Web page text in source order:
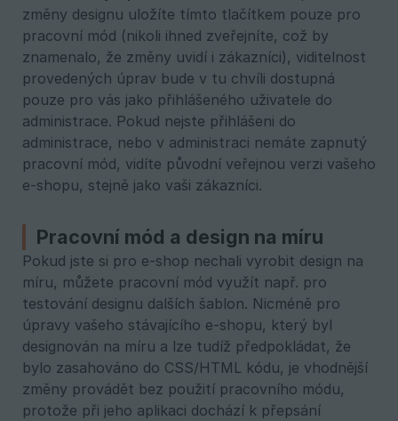
změny designu uložíte tímto tlačítkem pouze pro
pracovní mód (nikoli ihned zveřejníte, což by
znamenalo, že změny uvidí i zákazníci), viditelnost
provedených úprav bude v tu chvíli dostupná
pouze pro vás jako přihlášeného uživatele do
administrace. Pokud nejste přihlášeni do
administrace, nebo v administraci nemáte zapnutý
pracovní mód, vidíte původní veřejnou verzi vašeho
e-shopu, stejně jako vaši zákazníci.
Pracovní mód a design na míru
Pokud jste si pro e-shop nechali vyrobit design na
míru, můžete pracovní mód využít např. pro
testování designu dalších šablon. Nicméně pro
úpravy vašeho stávajícího e-shopu, který byl
designován na míru a lze tudíž předpokládat, že
bylo zasahováno do CSS/HTML kódu, je vhodnější
změny provádět bez použití pracovního módu,
protože při jeho aplikaci dochází k přepsání